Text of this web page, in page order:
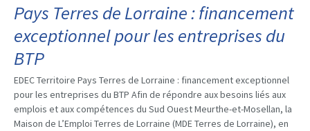
Pays Terres de Lorraine : financement
exceptionnel pour les entreprises du
BTP
EDEC Territoire Pays Terres de Lorraine : financement exceptionnel
pour les entreprises du BTP Afin de répondre aux besoins liés aux
emplois et aux compétences du Sud Ouest Meurthe-et-Mosellan, la
Maison de L’Emploi Terres de Lorraine (MDE Terres de Lorraine), en